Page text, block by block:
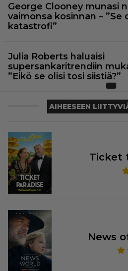
George Clooney munasi
vaimonsa kosinnan – ”Se
katastrofi”
Julia Roberts haluaisi
supersankaritrendiin
”Eikö se olisi tosi siistiä?”
AIHEESEEN
Ticket
News